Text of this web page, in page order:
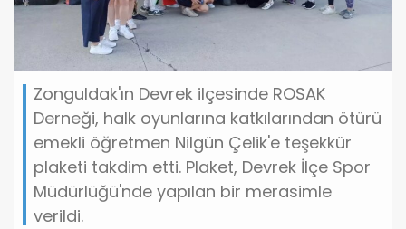
Zonguldak'ın Devrek ilçesinde ROSAK
Derneği, halk oyunlarına katkılarından ötürü
emekli öğretmen Nilgün Çelik'e teşekkür
plaketi takdim etti. Plaket, Devrek İlçe Spor
Müdürlüğü'nde yapılan bir merasimle
verildi.